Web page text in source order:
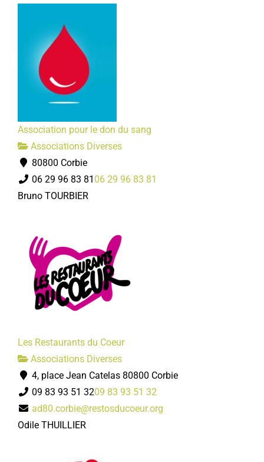
Association pour le don du sang
Associations Diverses
80800 Corbie
06 29 96 83 81 06 29 96 83 81
Bruno TOURBIER
Les Restaurants du Coeur
Associations Diverses
4, place Jean Catelas 80800 Corbie
09 83 93 51 3209 83 93 51 32
ad80.corbie@restosducoeur.org
Odile THUILLIER